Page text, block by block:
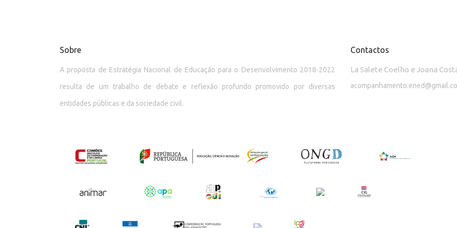
Sobre
A proposta de Estratégia Nacional de Educação para o Desenvolvimento 2018-2022
resulta de um trabalho de debate e reflexão profundo promovido por diversas
entidades públicas e da sociedade civil.
Contactos
La Salete Coelho e Joana